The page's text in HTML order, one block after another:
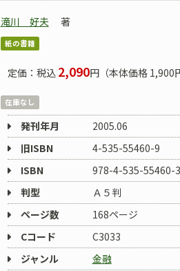
滝川 好夫 著
紙の書籍
定価：税込 2,090円（本体価格 1,900
在庫なし
発刊年月
2005.06
旧ISBN
4-535-55460-9
ISBN
978-4-535-55460-3
判型
Ａ５判
ページ数
168ページ
Cコード
C3033
ジャンル
金融